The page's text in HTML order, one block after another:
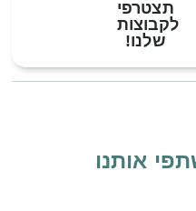
תצטרפי
לקבוצות
שלנו!
אותנו